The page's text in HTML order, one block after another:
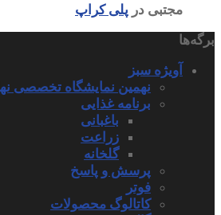
مجتبی در پلی کراپ
برگه‌ها
آویژه سبز
نهمین نمایشگاه تخصصی
برنامه غذایی
باغبانی
زراعت
گلخانه
پرسش و پاسخ
فوتر
کاتالوگ محصولات